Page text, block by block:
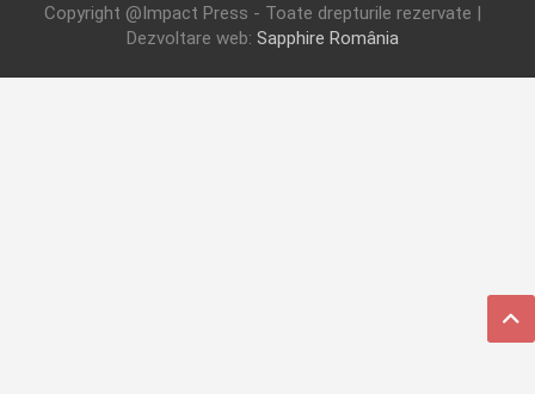
Copyright @Impact Press - Toate drepturile rezervate |
Dezvoltare web: Sapphire România